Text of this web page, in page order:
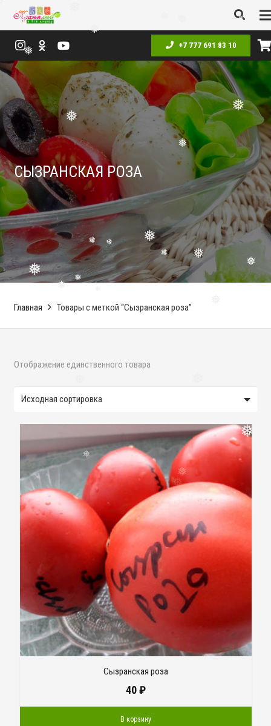
❅
❅
❅
❅
❅
❅
❅
❅
❅
❅
❅
❅
❅
❅
❅
❅
❅
❅
❅
+7 777 691 83 10
СЫЗРАНСКАЯ РОЗА
Главная Товары с меткой “Сызранская роза”
Отображение единственного товара
Сызранская роза
40₽
В корзину